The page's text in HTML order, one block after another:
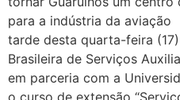
para a indústria da aviação
tarde desta quarta-feira
Brasileira de Serviços
em parceria com a
o curso de extensão